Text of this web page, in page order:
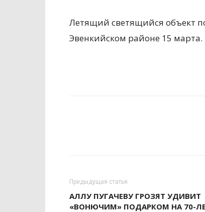
Летящий светящийся объект
Эвенкийском районе 15 марта.
Предыдущая статья
АЛЛУ ПУГАЧЕВУ ГРОЗЯТ УДИВИТ
«ВОНЮЧИМ» ПОДАРКОМ НА 70-